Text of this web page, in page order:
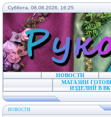
Суббота, 08.08.2026, 16:25
НОВОСТИ
МАГАЗИН
ИЗДЕЛИЙ В ВК
НОВОСТИ